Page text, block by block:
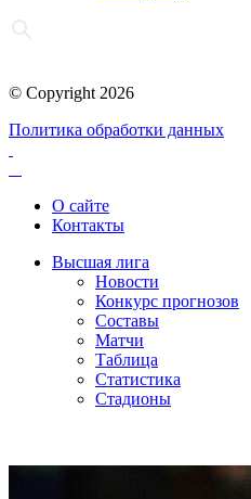
© Copyright 2026
Политика обработки данных
О сайте
Контакты
Высшая лига
Новости
Конкурс прогнозов
Составы
Матчи
Таблица
Статистика
Стадионы